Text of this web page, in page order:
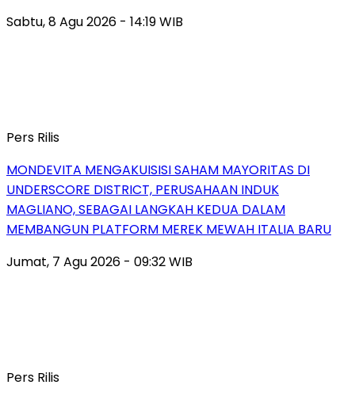
Sabtu, 8 Agu 2026 - 14:19 WIB
Pers Rilis
MONDEVITA MENGAKUISISI SAHAM MAYORITAS DI
UNDERSCORE DISTRICT, PERUSAHAAN INDUK
MAGLIANO, SEBAGAI LANGKAH KEDUA DALAM
MEMBANGUN PLATFORM MEREK MEWAH ITALIA BARU
Jumat, 7 Agu 2026 - 09:32 WIB
Pers Rilis